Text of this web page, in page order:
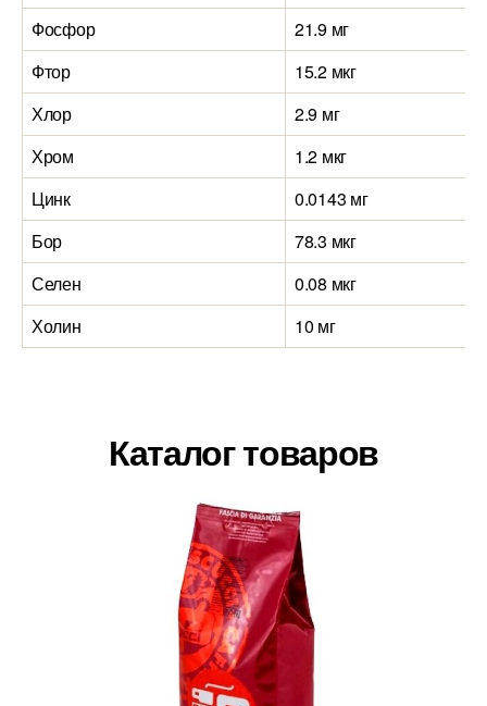
Фосфор
21.9 мг
Фтор
15.2 мкг
Хлор
2.9 мг
Хром
1.2 мкг
Цинк
0.0143 мг
Бор
78.3 мкг
Селен
0.08 мкг
Холин
10 мг
Каталог товаров